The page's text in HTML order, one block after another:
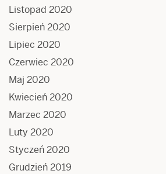
Listopad 2020
Sierpień 2020
Lipiec 2020
Czerwiec 2020
Maj 2020
Kwiecień 2020
Marzec 2020
Luty 2020
Styczeń 2020
Grudzień 2019